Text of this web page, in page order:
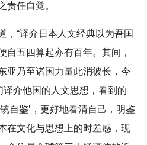
责任自觉。
，“译介日本人文经典以为吾国
自五四算起亦有百年。其间，
亚乃至诸国力量此消彼长，今
译介他国的人文思想，看到的
自鉴’，更好地看清自己，明鉴
在文化与思想上的时差感，现